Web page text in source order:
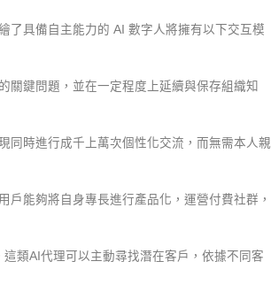
了具備自主能力的 AI 數字人將擁有以下交互模
關鍵問題，並在一定程度上延續與保存組織知
同時進行成千上萬次個性化交流，而無需本人親
能夠將自身專長進行產品化，運營付費社群，
類AI代理可以主動尋找潛在客戶，依據不同客